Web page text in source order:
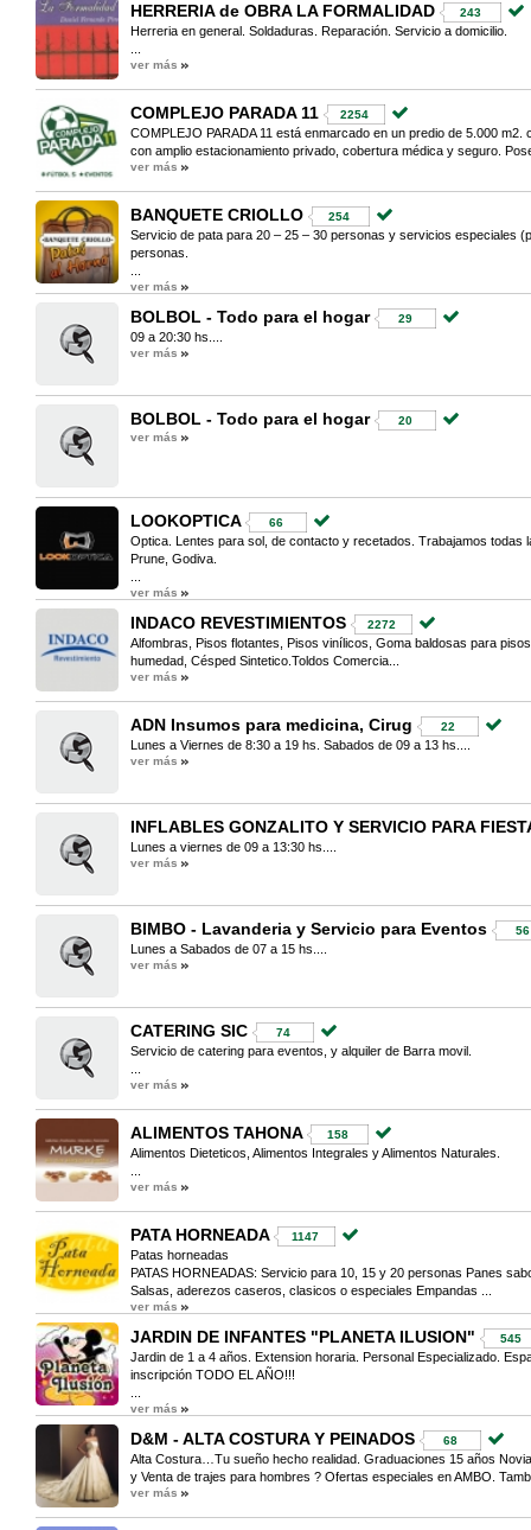
HERRERIA de OBRA LA FORMALIDAD 243
Herreria en general. Soldaduras. Reparación. Servicio a domicilio.
ver más
COMPLEJO PARADA 11 2254
COMPLEJO PARADA 11 está enmarcado en un predio de 5.000
con amplio estacionamiento privado, cobertura médica y seguro.
ver más
BANQUETE CRIOLLO 254
Servicio de pata para 20 – 25 – 30 personas y servicios especiales
personas.
ver más
BOLBOL - Todo para el hogar 29
09 a 20:30 hs....
ver más
BOLBOL - Todo para el hogar
20
ver más
LOOKOPTICA 66
Optica. Lentes para sol, de contacto y recetados. Trabajamos todas
Prune, Godiva.
ver más
INDACO REVESTIMIENTOS 2272
Alfombras, Pisos flotantes, Pisos vinílicos, Goma baldosas para
humedad, Césped Sintetico.Toldos Comercia...
ver más
ADN Insumos para medicina, Cirug 22
Lunes a Viernes de 8:30 a 19 hs. Sabados de 09 a 13 hs....
ver más
INFLABLES GONZALITO Y SERVICIO PARA
Lunes a viernes de 09 a 13:30 hs....
ver más
BIMBO - Lavanderia y Servicio para Eventos 56
Lunes a Sabados de 07 a 15 hs....
ver más
CATERING SIC 74
Servicio de catering para eventos, y alquiler de Barra movil.
ver más
ALIMENTOS TAHONA 158
Alimentos Dieteticos, Alimentos Integrales y Alimentos Naturales.
ver más
PATA HORNEADA 1147
Patas horneadas
PATAS HORNEADAS: Servicio para 10, 15 y 20 personas Panes
Salsas, aderezos caseros, clasicos o especiales Empandas ...
ver más
JARDIN DE INFANTES "PLANETA ILUSION" 545
Jardin de 1 a 4 años. Extension horaria. Personal Especializado.
inscripción TODO EL AÑO!!!
ver más
D&M - ALTA COSTURA Y PEINADOS 68
Alta Costura…Tu sueño hecho realidad. Graduaciones 15 años
y Venta de trajes para hombres ? Ofertas especiales en AMBO.
ver más